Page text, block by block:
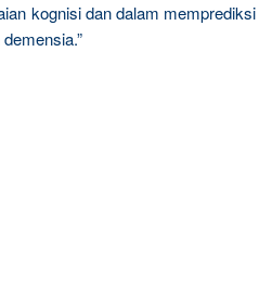
kognisi dan dalam memprediksi